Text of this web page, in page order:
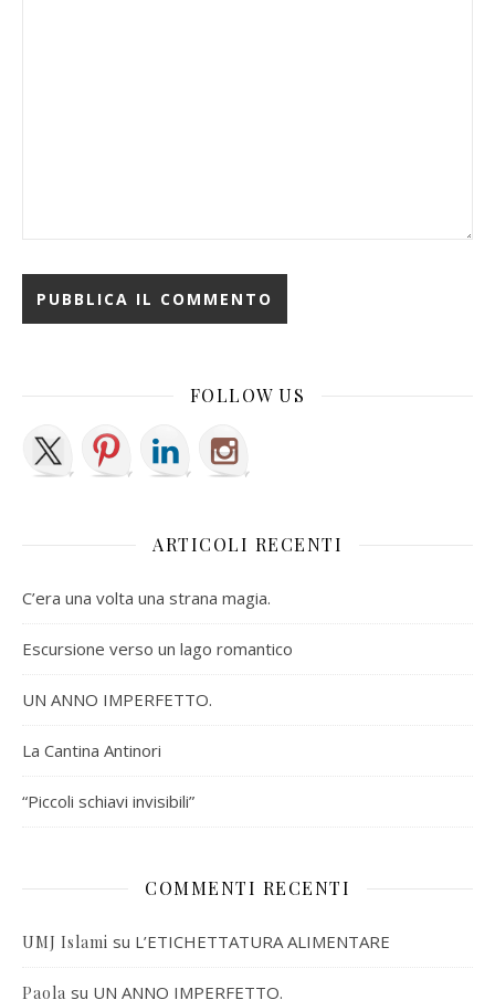
FOLLOW US
ARTICOLI RECENTI
C’era una volta una strana magia.
Escursione verso un lago romantico
UN ANNO IMPERFETTO.
La Cantina Antinori
“Piccoli schiavi invisibili”
COMMENTI RECENTI
UMJ Islami su L’ETICHETTATURA ALIMENTARE
Paola su UN ANNO IMPERFETTO.